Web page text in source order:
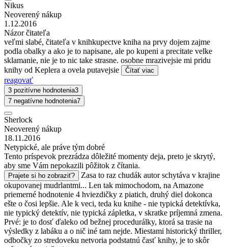
Nikus
Neoverený nákup
1.12.2016
Názor čitateľa
veľmi slabé, čitateľa v knihkupectve kniha na prvy dojem zajme
podla obalky a ako je to napisane, ale po kupeni a precitate velke
sklamanie, nie je to nic take strasne. osobne mrazivejsie mi pridu
knihy od Keplera a ovela putavejsie
Čítať viac
reagovať
3 pozitívne hodnotenia3
7 negatívne hodnotenia7
Sherlock
Neoverený nákup
18.11.2016
Netypické, ale práve tým dobré
Tento príspevok prezrádza dôležité momenty deja, preto je skrytý,
aby sme Vám nepokazili pôžitok z čítania.
Prajete si ho zobraziť?
Zasa to raz chudák autor schytáva v krajine
okupovanej mudrlantmi... Len tak mimochodom, na Amazone
priemerné hodnotenie 4 hviezdičky z piatich, druhý diel dokonca
ešte o čosi lepšie. Ale k veci, teda ku knihe - nie typická detektívka,
nie typický detektív, nie typická zápletka, v skratke príjemná zmena.
Prvé: je to dosť ďaleko od bežnej procedurálky, ktorá sa trasie na
výsledky z labáku a o nič iné tam nejde. Miestami historický thriller,
odbočky zo stredoveku netvoria podstatnú časť knihy, je to skôr